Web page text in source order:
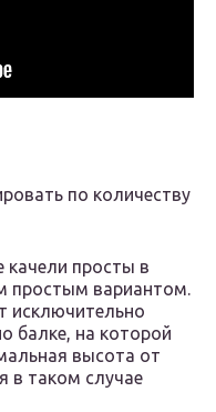
по количеству
качели просты в
простым вариантом.
исключительно
балке, на которой
высота от
в таком случае